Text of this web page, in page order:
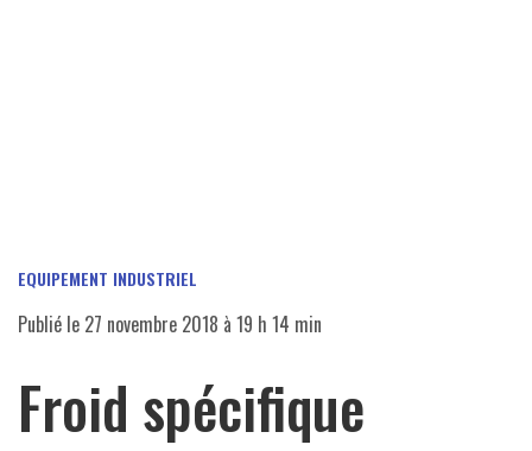
EQUIPEMENT INDUSTRIEL
Publié le 27 novembre 2018 à 19 h 14 min
Froid spécifique